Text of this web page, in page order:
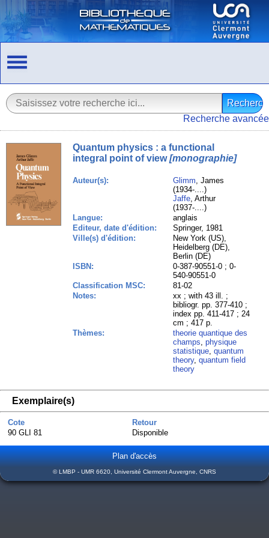
Recherche avancée
Quantum physics : a functional
integral point of view[monographie]
Auteur(s): Glimm, James
(1934-....)
Jaffe, Arthur
(1937-....)
Langue:
anglais
Editeur, date d'édition:
Springer, 1981
Ville(s) d'édition:
New York (US),
Heidelberg (DE),
Berlin (DE)
ISBN:
0-387-90551-0 ; 0-
540-90551-0
Classification MSC:
81-02
Notes:
xx ; with 43 ill. ;
bibliogr. pp. 377-410 ;
index pp. 411-417 ; 24
cm ; 417 p.
Thèmes:
theorie quantique des
champs,physique
statistique,quantum
theory,quantum field
theory
Exemplaire(s)
Cote
Retour
90 GLI 81
Disponible
Plan d'accès
© LMBP - UMR 6620, Université Clermont Auvergne, CNRS